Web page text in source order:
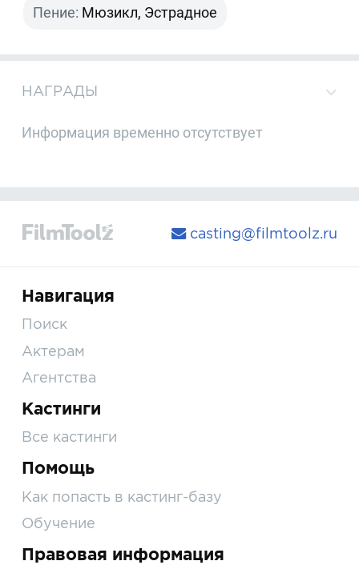
Пение: Мюзикл, Эстрадное
НАГРАДЫ
Информация временно отсутствует
casting@filmtoolz.ru
Навигация
Поиск
Актерам
Агентства
Кастинги
Все кастинги
Помощь
Как попасть в кастинг-базу
Обучение
Правовая информация